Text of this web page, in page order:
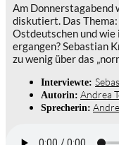
Am
diskutiert. Das Thema:
Ostdeutschen und
ergangen? Sebastian
zu wenig über das
Interviewte:
Autorin: Andrea
Sprecherin: